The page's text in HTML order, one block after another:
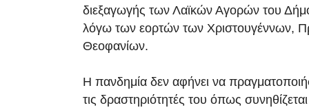
διεξαγωγής των Λαϊκών Αγορών του
λόγω των εορτών των Χριστουγέννων,
Θεοφανίων.
Η πανδημία δεν αφήνει να
τις δραστηριότητές του όπως